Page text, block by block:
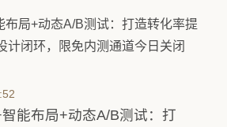
能布局+动态A/B测试：打